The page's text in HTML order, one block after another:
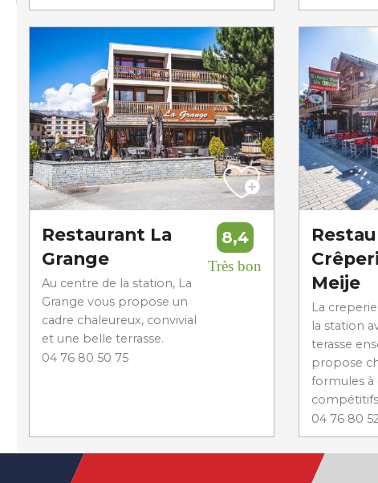
Restaurant La
Grange
Au centre de la station, La
Grange vous propose un
cadre chaleureux, convivial
et une belle terrasse.
04 76 80 50 75
8,4
Très bon
Meije
La
la station
terasse
propose
formules à
04 76 80